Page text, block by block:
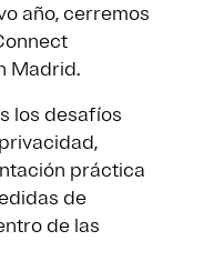
año, cerremos
Madrid.
los desafíos
práctica
de
de las